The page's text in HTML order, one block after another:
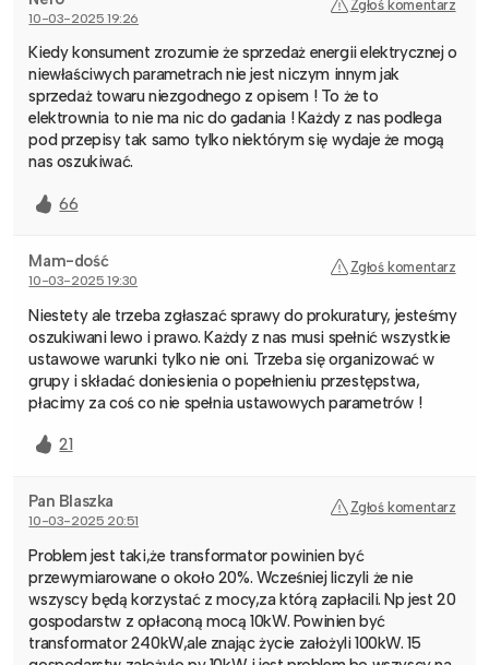
10-03-2025 19:26
Zgłoś komentarz
Kiedy konsument zrozumie że sprzedaż energii elektrycznej o
niewłaściwych parametrach nie jest niczym innym jak
sprzedaż towaru niezgodnego z opisem ! To że to
elektrownia to nie ma nic do gadania ! Każdy z nas podlega
pod przepisy tak samo tylko niektórym się wydaje że mogą
nas oszukiwać.
66
Mam-dość
10-03-2025 19:30
Zgłoś komentarz
Niestety ale trzeba zgłaszać sprawy do prokuratury, jesteśmy
oszukiwani lewo i prawo. Każdy z nas musi spełnić wszystkie
ustawowe warunki tylko nie oni. Trzeba się organizować w
grupy i składać doniesienia o popełnieniu przestępstwa,
płacimy za coś co nie spełnia ustawowych parametrów !
21
Pan Blaszka
10-03-2025 20:51
Zgłoś komentarz
Problem jest taki,że transformator powinien być
przewymiarowane o około 20%. Wcześniej liczyli że nie
wszyscy będą korzystać z mocy,za którą zapłacili. Np jest 20
gospodarstw z opłaconą mocą 10kW. Powinien być
transformator 240kW,ale znając życie założyli 100kW. 15